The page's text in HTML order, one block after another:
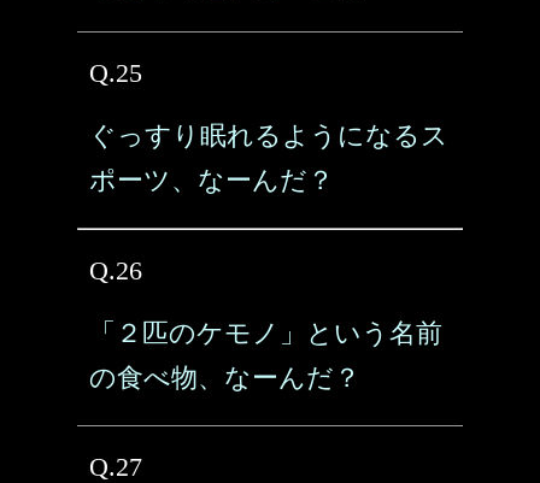
Q.25
ぐっすり眠れるようになるス
ポーツ、なーんだ？
Q.26
「２匹のケモノ」という名前
の食べ物、なーんだ？
Q.27